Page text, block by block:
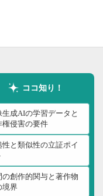
ココ知り！
生成AIの学習データと
権侵害の要件
性と類似性の立証ポイ
の創作的関与と著作物
境界